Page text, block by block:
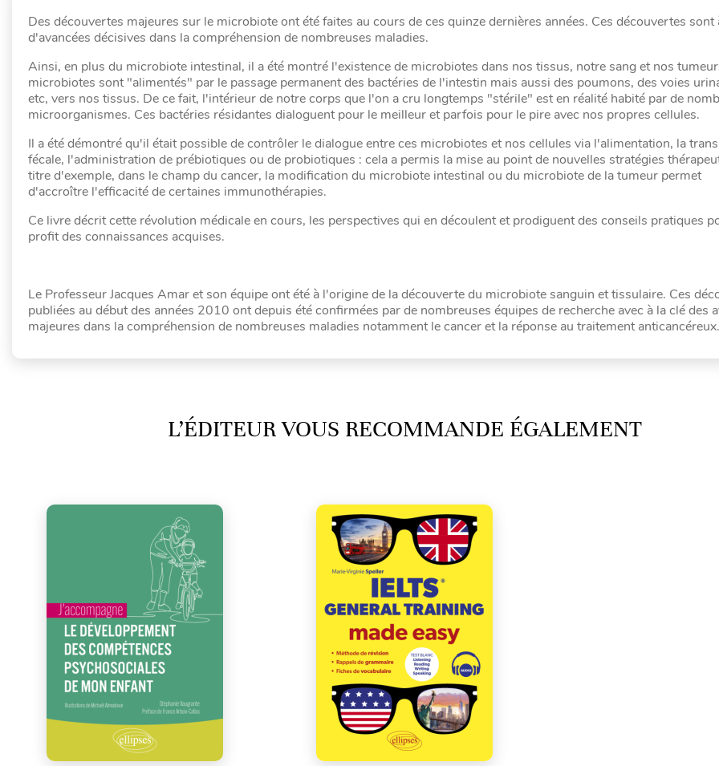
Des découvertes majeures sur le microbiote ont été faites au cours de ces quinze dernières années. Ces découvertes
d'avancées décisives dans la compréhension de nombreuses maladies.
Ainsi, en plus du microbiote intestinal, il a été montré l'existence de microbiotes dans nos tissus, notre sang et nos
microbiotes sont "alimentés" par le passage permanent des bactéries de l'intestin mais aussi des poumons, des voies
etc, vers nos tissus. De ce fait, l'intérieur de notre corps que l'on a cru longtemps "stérile" est en réalité habité par de
microorganismes. Ces bactéries résidantes dialoguent pour le meilleur et parfois pour le pire avec nos propres cellules.
Il a été démontré qu'il était possible de contrôler le dialogue entre ces microbiotes et nos cellules via l'alimentation, la
fécale, l'administration de prébiotiques ou de probiotiques : cela a permis la mise au point de nouvelles stratégies
titre d'exemple, dans le champ du cancer, la modification du microbiote intestinal ou du microbiote de la tumeur permet
d'accroître l'efficacité de certaines immunothérapies.
Ce livre décrit cette révolution médicale en cours, les perspectives qui en découlent et prodiguent des conseils pratiques
profit des connaissances acquises.
Le Professeur Jacques Amar et son équipe ont été à l'origine de la découverte du microbiote sanguin et tissulaire. Ces
publiées au début des années 2010 ont depuis été confirmées par de nombreuses équipes de recherche avec à la clé des
majeures dans la compréhension de nombreuses maladies notamment le cancer et la réponse au traitement anticancéreux.
L’ÉDITEUR VOUS RECOMMANDE ÉGALEMENT